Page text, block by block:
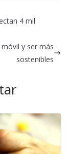
4 mil
y ser más
sostenibles